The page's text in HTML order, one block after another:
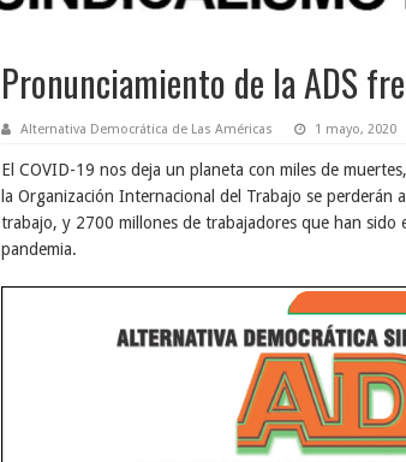
Pronunciamiento de la ADS
Alternativa Democrática de Las Américas 1 mayo, 2020
El COVID-19 nos deja un planeta con miles de
la Organización Internacional del Trabajo se perderán
trabajo, y 2700 millones de trabajadores que han sido
pandemia.